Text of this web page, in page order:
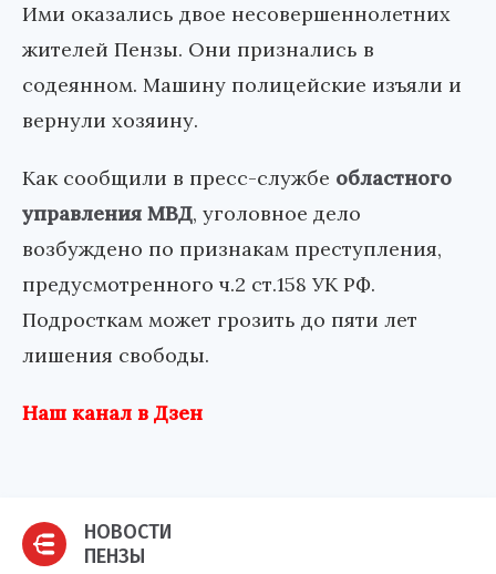
Ими оказались двое несовершеннолетних
жителей Пензы. Они признались в
содеянном. Машину полицейские изъяли и
вернули хозяину.
Как сообщили в пресс-службе областного
управления МВД, уголовное дело
возбуждено по признакам преступления,
предусмотренного ч.2 ст.158 УК РФ.
Подросткам может грозить до пяти лет
лишения свободы.
Наш канал в Дзен
НОВОСТИ
ПЕНЗЫ